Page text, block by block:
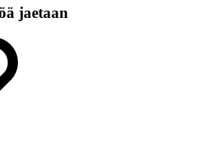
jaetaan